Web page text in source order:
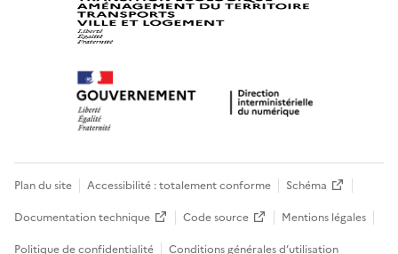
Plan du site Accessibilité : totalement conforme
Schéma
Documentation technique
Code source
Mentions légales
Politique de confidentialité
Conditions générales d’utilisation